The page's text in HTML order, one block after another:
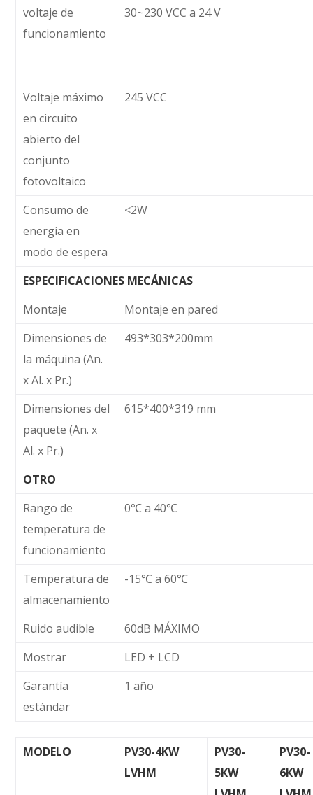
voltaje de
funcionamiento
30~230 VCC a 24 V
Voltaje máximo
en circuito
abierto del
conjunto
fotovoltaico
245 VCC
Consumo de
energía en
modo de espera
<2W
ESPECIFICACIONES MECÁNICAS
Montaje
Montaje en pared
Dimensiones de
la máquina (An.
x Al. x Pr.)
493*303*200mm
Dimensiones del
paquete (An. x
Al. x Pr.)
615*400*319 mm
OTRO
Rango de
temperatura de
funcionamiento
0℃ a 40℃
Temperatura de
almacenamiento
-15℃ a 60℃
Ruido audible
60dB MÁXIMO
Mostrar
LED + LCD
Garantía
estándar
1 año
MODELO
PV30-4KW
LVHM
PV30-
5KW
PV30-
6KW